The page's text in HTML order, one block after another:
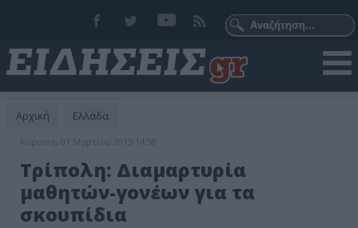
Αρχική Ελλάδα
Κυριακή, 01 Μαρτίου 2015 14:50
Τρίπολη: Διαμαρτυρία
μαθητών-γονέων για τα
σκουπίδια